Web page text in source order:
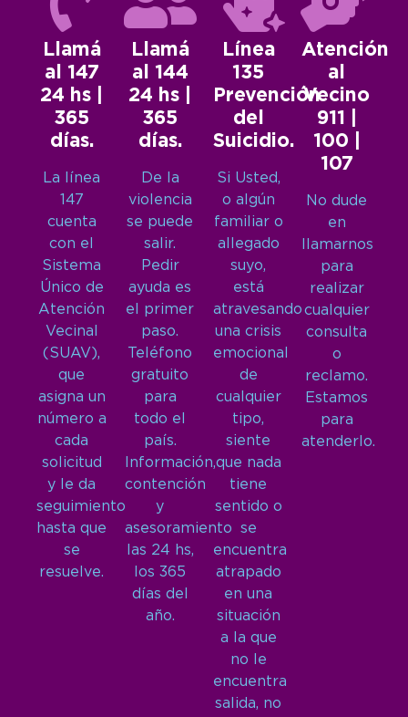
Llamá
al 147
24 hs |
365
días.
La línea
147
cuenta
con el
Sistema
Único de
Atención
Vecinal
(SUAV),
que
asigna un
número a
cada
solicitud
y le da
seguimiento
hasta que
se
resuelve.
Llamá
al 144
24 hs |
365
días.
De la
violencia
se puede
salir.
Pedir
ayuda es
el primer
paso.
Teléfono
gratuito
para
todo el
país.
Información,
contención
y
asesoramiento
las 24 hs,
los 365
días del
año.
Línea
135
Prevención
del
Suicidio.
Si Usted,
o algún
familiar o
allegado
suyo,
está
atravesando
una crisis
emocional
de
cualquier
tipo,
siente
que nada
tiene
sentido o
se
encuentra
atrapado
en una
situación
a la que
no le
encuentra
salida, no
Atención
al
Vecino
911 |
100 |
107
No dude
en
llamarnos
para
realizar
cualquier
consulta
o
reclamo.
Estamos
para
atenderlo.